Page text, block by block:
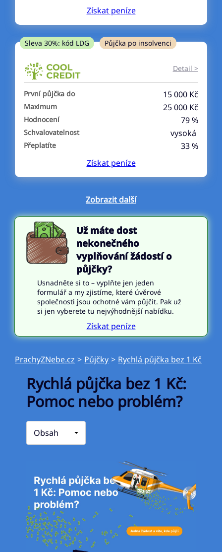
V hotovosti
ano
Získatpeníze
Sleva 30%: kód LDG Půjčka po insolvenci
Detail >
První půjčka do 15 000 Kč
Maximum 25 000 Kč
Hodnocení 79 %
Schvalovatelnost vysoká
Přeplatíte
33 %
Získatpeníze
Zobrazit další
Už máte dost
nekonečného
vyplňování žádostí o
půjčky?
Usnadněte si to – vyplňte jen jeden
formulář a my zjistíme, které úvěrové
společnosti jsou ochotné vám půjčit. Pak už
si jen vyberete tu nejvýhodnější nabídku.
Získat peníze
PrachyZNebe.cz > Půjčky > Rychlá půjčka bez 1 Kč
Rychlá půjčka bez 1 Kč:
Pomoc nebo problém?
Obsah